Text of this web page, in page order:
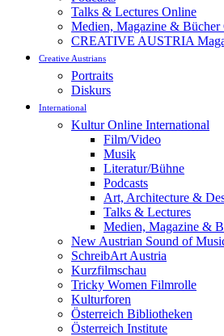
Talks & Lectures Online
Medien, Magazine & Bücher
CREATIVE AUSTRIA
Creative Austrians
Portraits
Diskurs
International
Kultur Online International
Film/Video
Musik
Literatur/Bühne
Podcasts
Art, Architecture &
Talks & Lectures
Medien, Magazine &
New Austrian Sound of
SchreibArt Austria
Kurzfilmschau
Tricky Women Filmrolle
Kulturforen
Österreich Bibliotheken
Österreich Institute